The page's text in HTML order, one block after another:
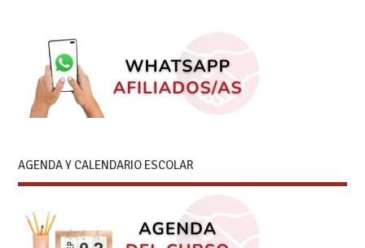
AGENDA Y CALENDARIO ESCOLAR